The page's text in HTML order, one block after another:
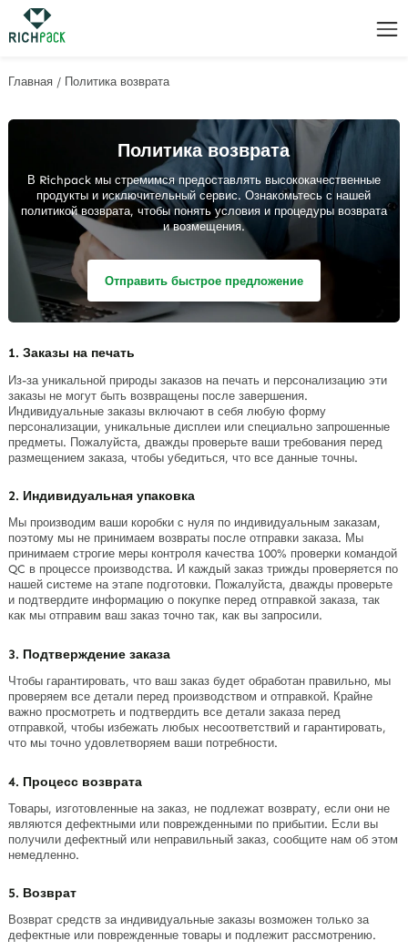
Главная / Политика возврата
Политика возврата
В Richpack мы стремимся предоставлять высококачественные
продукты и исключительный сервис. Ознакомьтесь с нашей
политикой возврата, чтобы понять условия и процедуры возврата
и возмещения.
Отправить быстрое предложение
1. Заказы на печать
Из-за уникальной природы заказов на печать и персонализацию эти
заказы не могут быть возвращены после завершения.
Индивидуальные заказы включают в себя любую форму
персонализации, уникальные дисплеи или специально запрошенные
предметы. Пожалуйста, дважды проверьте ваши требования перед
размещением заказа, чтобы убедиться, что все данные точны.
2. Индивидуальная упаковка
Мы производим ваши коробки с нуля по индивидуальным заказам,
поэтому мы не принимаем возвраты после отправки заказа. Мы
принимаем строгие меры контроля качества 100% проверки командой
QC в процессе производства. И каждый заказ трижды проверяется по
нашей системе на этапе подготовки. Пожалуйста, дважды проверьте
и подтвердите информацию о покупке перед отправкой заказа, так
как мы отправим ваш заказ точно так, как вы запросили.
3. Подтверждение заказа
Чтобы гарантировать, что ваш заказ будет обработан правильно, мы
проверяем все детали перед производством и отправкой. Крайне
важно просмотреть и подтвердить все детали заказа перед
отправкой, чтобы избежать любых несоответствий и гарантировать,
что мы точно удовлетворяем ваши потребности.
4. Процесс возврата
Товары, изготовленные на заказ, не подлежат возврату, если они не
являются дефектными или поврежденными по прибытии. Если вы
получили дефектный или неправильный заказ, сообщите нам об этом
немедленно.
5. Возврат
Возврат средств за индивидуальные заказы возможен только за
дефектные или поврежденные товары и подлежит рассмотрению.